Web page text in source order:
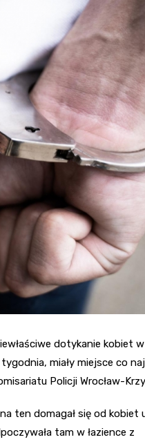
Kino
Poczta
dotykanie kobiet
miały miejsce co
Policji Wrocław-
ten domagał się od kobiet
tam w łazience z